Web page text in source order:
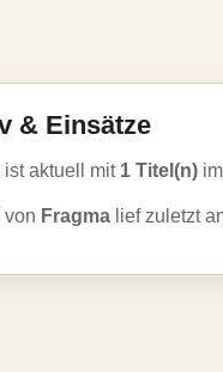
& Einsätze
ist aktuell mit 1 Titel(n)
von Fragma lief zuletzt